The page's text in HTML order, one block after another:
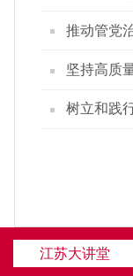
推动管党
坚持高质
树立和践
江苏大讲堂